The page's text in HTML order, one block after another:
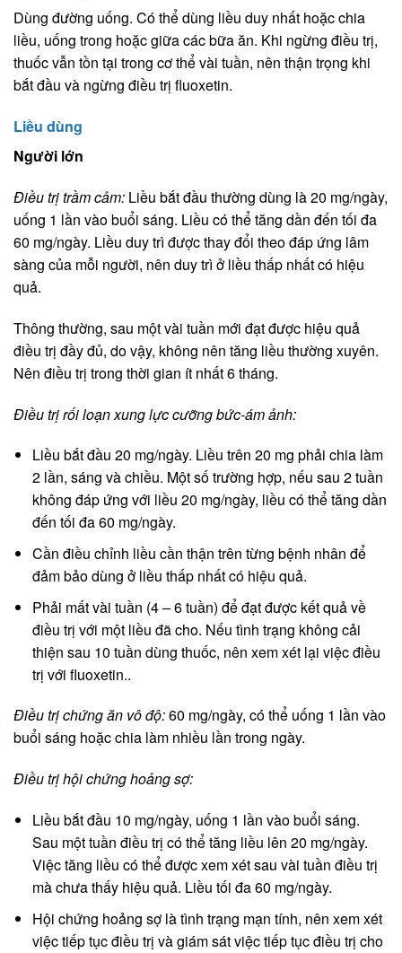
Dùng đường uống. Có thể dùng liều duy nhất hoặc chia
liều, uống trong hoặc giữa các bữa ăn. Khi ngừng điều trị,
thuốc vẫn tồn tại trong cơ thể vài tuần, nên thận trọng khi
bắt đầu và ngừng điều trị fluoxetin.
Liều dùng
Người lớn
Điều trị trầm cảm: Liều bắt đầu thường dùng là 20 mg/ngày,
uống 1 lần vào buổi sáng. Liều có thể tăng dần đến tối đa
60 mg/ngày. Liều duy trì được thay đổi theo đáp ứng lâm
sàng của mỗi người, nên duy trì ở liều thấp nhất có hiệu
quả.
Thông thường, sau một vài tuần mới đạt được hiệu quả
điều trị đầy đủ, do vậy, không nên tăng liều thường xuyên.
Nên điều trị trong thời gian ít nhất 6 tháng.
Điều trị rối loạn xung lực cưỡng bức-ám ảnh:
Liều bắt đầu 20 mg/ngày. Liều trên 20 mg phải chia làm
2 lần, sáng và chiều. Một số trường hợp, nếu sau 2 tuần
không đáp ứng với liều 20 mg/ngày, liều có thể tăng dần
đến tối đa 60 mg/ngày.
Cần điều chỉnh liều cần thận trên từng bệnh nhân để
đảm bảo dùng ở liều thấp nhất có hiệu quả.
Phải mất vài tuần (4 – 6 tuần) để đạt được kết quả về
điều trị với một liều đã cho. Nếu tình trạng không cải
thiện sau 10 tuần dùng thuốc, nên xem xét lại việc điều
trị với fluoxetin..
Điều trị chứng ăn vô độ:60 mg/ngày, có thể uống 1 lần vào
buổi sáng hoặc chia làm nhiều lần trong ngày.
Điều trị hội chứng hoảng sợ:
Liều bắt đầu 10 mg/ngày, uống 1 lần vào buổi sáng.
Sau một tuần điều trị có thể tăng liều lên 20 mg/ngày.
Việc tăng liều có thể được xem xét sau vài tuần điều trị
mà chưa thấy hiệu quả. Liều tối đa 60 mg/ngày.
Hội chứng hoảng sợ là tình trạng mạn tính, nên xem xét
việc tiếp tục điều trị và giám sát việc tiếp tục điều trị cho